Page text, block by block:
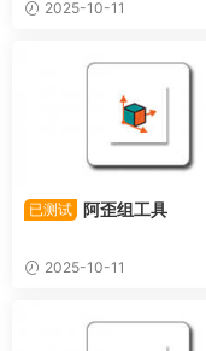
2025-10-11
已测试 阿歪组工具
2025-10-11